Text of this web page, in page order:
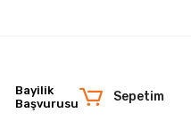
Bayilik
Başvurusu
Sepetim